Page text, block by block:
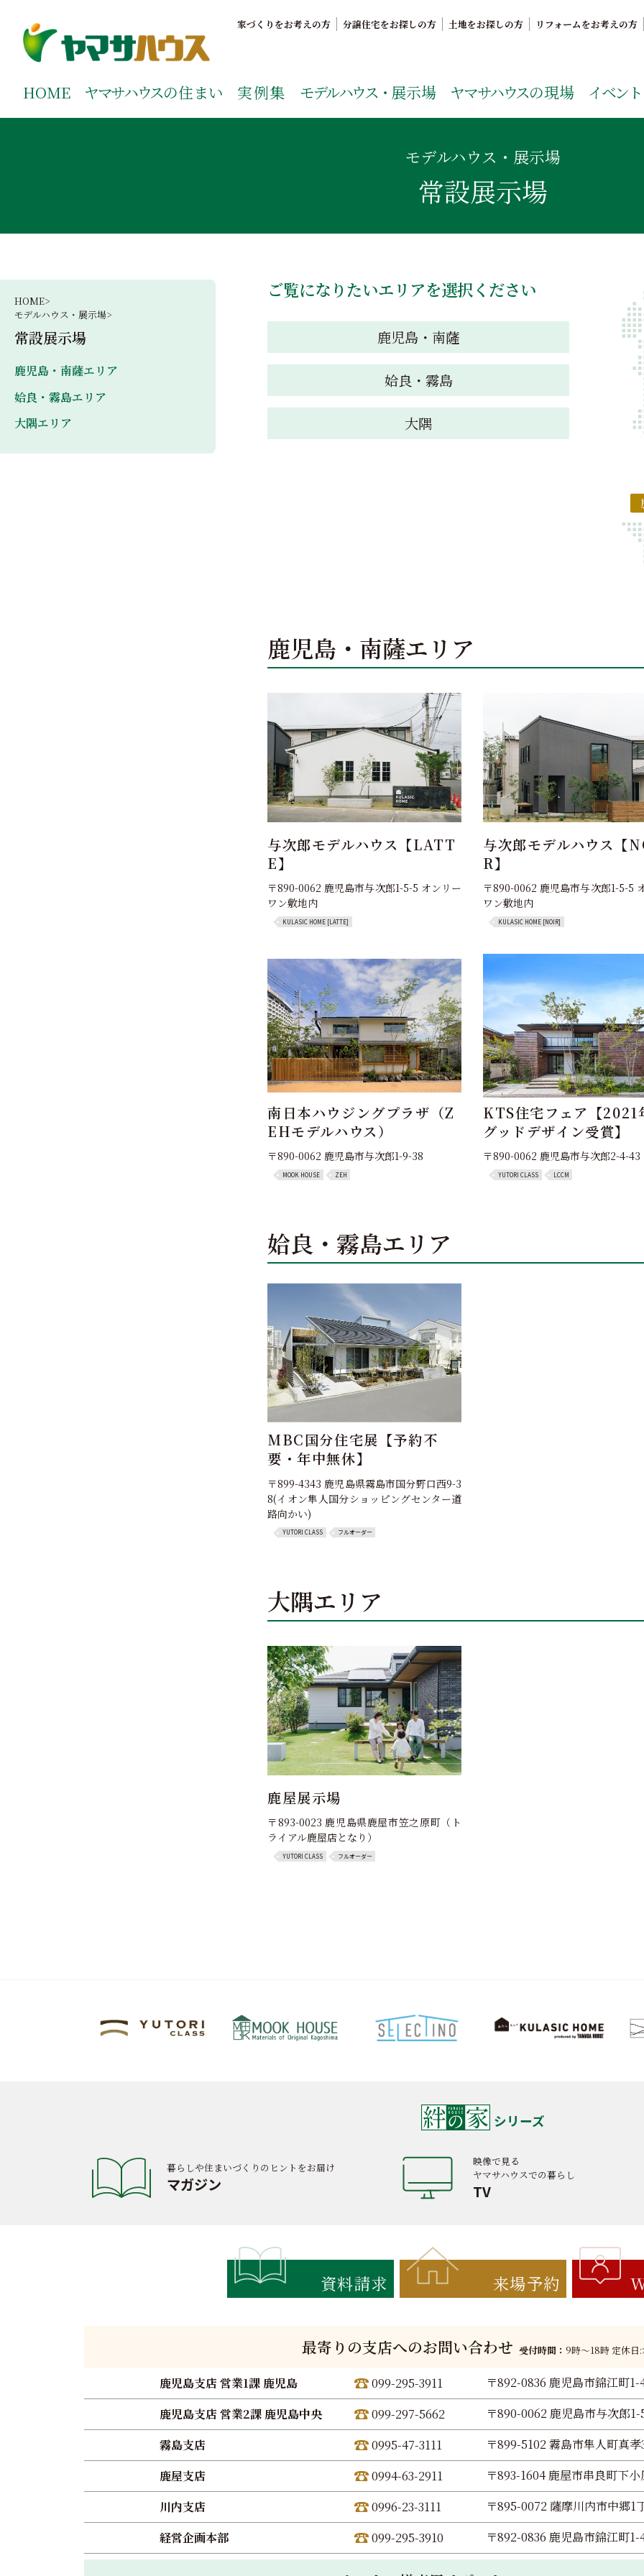
ご覧ください。
家づくりをお考えの方 分譲住宅をお探しの方 土地をお探しの方 リフォームをお考えの方
HOME ヤマサハウスの住まい 実例集 モデルハウス・ 展示場 ヤマサハウスの現場 イベン
モデルハウス・展示場
常設展示場
ご覧になりたいエリアを選択ください
鹿児島・南薩
姶良・霧島
大隅
鹿児島・南薩エリア
与次郎モデルハウス【LATT
E】
〒890-0062 鹿児島市与次郎1-5-5 オンリー
ワン敷地内
KULASIC HOME [LATTE]
与次郎モデルハウス【
R】
〒890-0062 鹿児島市与次郎1-5-5
ワン敷地内
KULASIC HOME [NOIR]
南日本ハウジングプラザ（Z
EHモデルハウス）
〒890-0062 鹿児島市与次郎1-9-38
MOOK HOUSE ZEH
KTS住宅フェア【2021
グッドデザイン受賞】
〒890-0062 鹿児島市与次郎2-4-43
YUTORI CLASS LCCM
姶良・霧島エリア
MBC国分住宅展【予約不
要・年中無休】
〒899-4343 鹿児島県霧島市国分野口西9-3
8(イオン隼人国分ショッピングセンター道
路向かい)
YUTORI CLASS フルオーダー
大隅エリア
鹿屋展示場
〒893-0023 鹿児島県鹿屋市笠之原町（ト
ライアル鹿屋店となり）
YUTORI CLASS フルオーダー
HOME>
モデルハウス・展示場>
常設展示場
鹿児島・南薩エリア
姶良・霧島エリア
大隅エリア
シリーズ
暮らしや住まいづくりのヒントをお届け
マガジン
映像で見る
ヤマサハウスでの暮らし
TV
資料請求 来場予約
最寄りの支店へのお問い合わせ 受付時間： 9時〜18時 定休日
鹿児島支店 営業1課 鹿児島 099-295-3911
〒892-0836 鹿児島市錦江町1-
鹿児島支店 営業2課 鹿児島中央
099-297-5662
〒890-0062 鹿児島市与次郎
霧島支店
0995-47-3111
〒899-5102 霧島市隼人町真孝
鹿屋支店
0994-63-2911
〒893-1604 鹿屋市串良町下
川内支店
0996-23-3111
〒895-0072 薩摩川内市中郷1
経営企画本部
099-295-3910 〒892-0836 鹿児島市錦江町1-